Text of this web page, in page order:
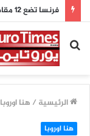
بحث
عن
الرئيسية / هنا اوروبا
هنا اوروبا